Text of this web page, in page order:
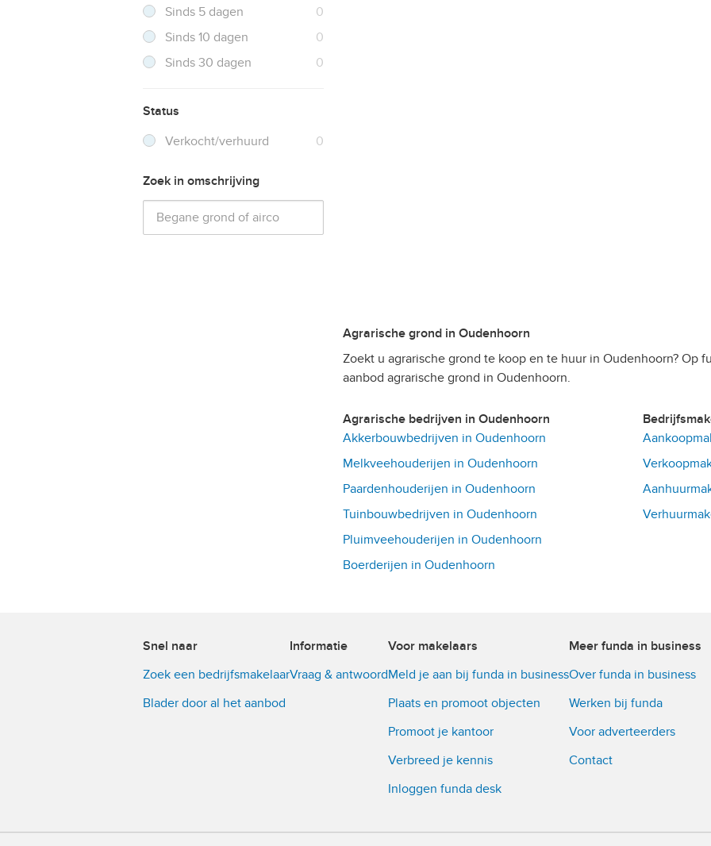
Sinds 5 dagen
0
Sinds 10 dagen
0
Sinds 30 dagen
0
Status
Verkocht/verhuurd
0
Zoek in omschrijving
Agrarische grond in Oudenhoorn
Zoekt u agrarische grond te koop en te huur in Oudenhoorn? Op
aanbod agrarische grond in Oudenhoorn.
Agrarische bedrijven in Oudenhoorn
Akkerbouwbedrijven in Oudenhoorn
Melkveehouderijen in Oudenhoorn
Paardenhouderijen in Oudenhoorn
Tuinbouwbedrijven in Oudenhoorn
Pluimveehouderijen in Oudenhoorn
Boerderijen in Oudenhoorn
Snel naar
Zoek een bedrijfsmakelaar
Blader door al het aanbod
Informatie
Vraag & antwoord
Voor makelaars
Meld je aan bij funda in business
Plaats en promoot objecten
Promoot je kantoor
Verbreed je kennis
Inloggen funda desk
Meer funda in business
Over funda in business
Werken bij funda
Voor adverteerders
Contact